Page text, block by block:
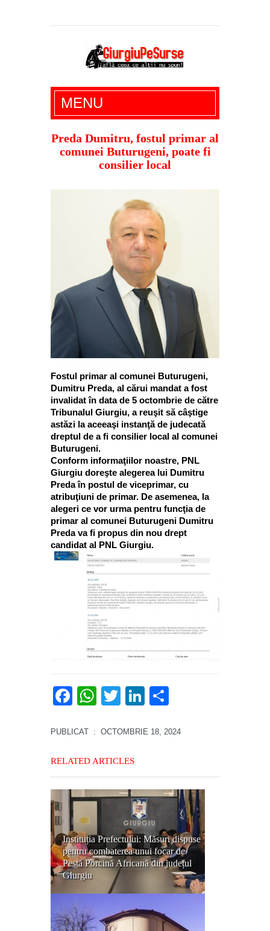
Giurgiu Pe Surse – actualitate giurgiu,
administratie giurgiu, stiri politice, social
economic, editoriale giurgiu, dezvaluiri,
soc, cancan, stiri locale
MENU
Preda Dumitru, fostul primar al
comunei Buturugeni, poate fi
consilier local
Fostul primar al comunei Buturugeni,
Dumitru Preda, al cărui mandat a fost
invalidat în data de 5 octombrie de către
Tribunalul Giurgiu, a reuşit să câştige
astăzi la aceeaşi instanţă de judecată
dreptul de a fi consilier local al comunei
Buturugeni.
Conform informaţiilor noastre, PNL
Giurgiu doreşte alegerea lui Dumitru
Preda în postul de viceprimar, cu
atribuţiuni de primar. De asemenea, la
alegeri ce vor urma pentru funcţia de
primar al comunei Buturugeni Dumitru
Preda va fi propus din nou drept
candidat al PNL Giurgiu.
Facebook
WhatsApp
TwitterLinkedIn
PUBLICAT : OCTOMBRIE 18, 2024
RELATED ARTICLES
Instituția Prefectului: Măsuri dispuse
pentru combaterea unui focar de
Pestă Porcină Africană din județul
Giurgiu